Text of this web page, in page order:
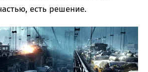
есть решение.